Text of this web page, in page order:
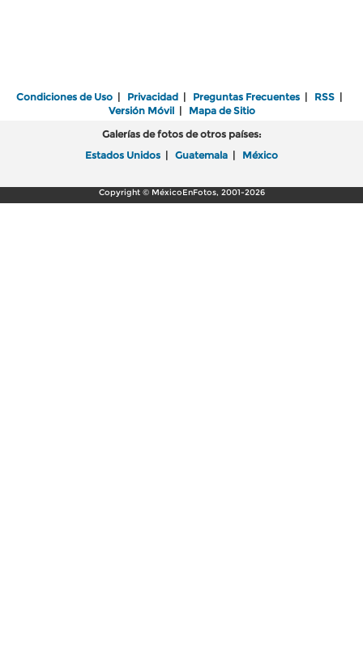
Condiciones de Uso | Privacidad | Preguntas Frecuentes | RSS |
Versión Móvil| Mapa de Sitio
Galerías de fotos de otros países:
Estados Unidos | Guatemala | México
Copyright © MéxicoEnFotos, 2001-2026